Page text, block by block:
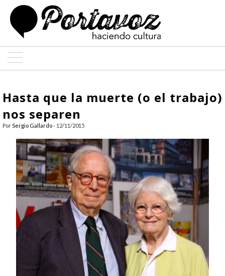
ARQUITECTURA
ENTREVISTAS
COLABORADORES
Hasta que la muerte (o el trabajo)
nos separen
PorSergio Gallardo- 12/11/2015